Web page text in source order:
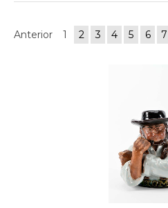
Anterior 1 2 3 4 5 6 7